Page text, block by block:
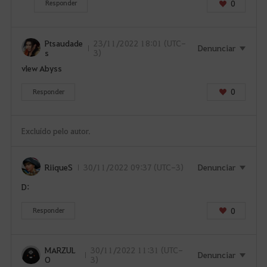
G
e
a
Responder 0
Ptsaudade
s
23/11/2022 18:01 (UTC-
3)
Denunciar
vlew Abyss
Responder 0
Excluído pelo autor.
RiiqueS 30/11/2022 09:37 (UTC-3)
Denunciar
D:
Responder 0
MARZUL
O
30/11/2022 11:31 (UTC-
3)
Denunciar